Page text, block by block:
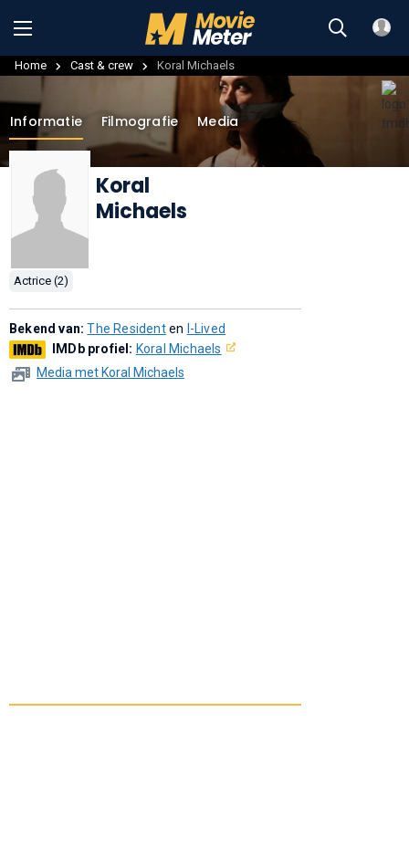
Home Cast & crew Koral Michaels
Informatie Filmografie Media
Koral
Michaels
Actrice (2)
Bekend van:The Residenten I-Lived
IMDb profiel: Koral Michaels
Media met Koral Michaels